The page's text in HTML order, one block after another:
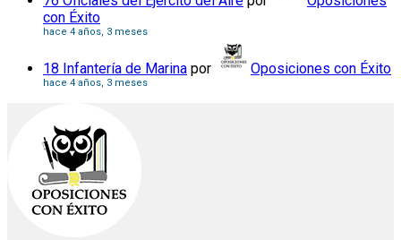
con Éxito
hace 4 años, 3 meses
18 Infantería de Marina por Oposiciones con Éxito
hace 4 años, 3 meses